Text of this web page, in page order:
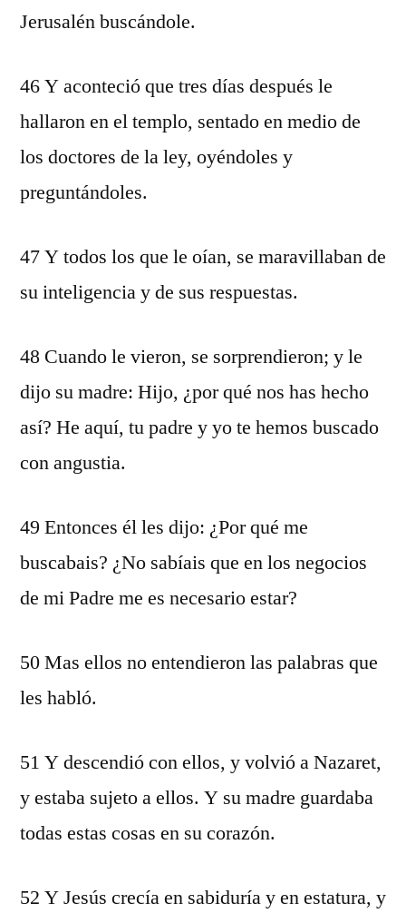
Jerusalén buscándole.
46 Y aconteció que tres días después le
hallaron en el templo, sentado en medio de
los doctores de la ley, oyéndoles y
preguntándoles.
47 Y todos los que le oían, se maravillaban de
su inteligencia y de sus respuestas.
48 Cuando le vieron, se sorprendieron; y le
dijo su madre: Hijo, ¿por qué nos has hecho
así? He aquí, tu padre y yo te hemos buscado
con angustia.
49 Entonces él les dijo: ¿Por qué me
buscabais? ¿No sabíais que en los negocios
de mi Padre me es necesario estar?
50 Mas ellos no entendieron las palabras que
les habló.
51 Y descendió con ellos, y volvió a Nazaret,
y estaba sujeto a ellos. Y su madre guardaba
todas estas cosas en su corazón.
52 Y Jesús crecía en sabiduría y en estatura, y